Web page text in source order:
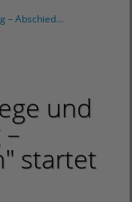
– Abschied…
und
startet